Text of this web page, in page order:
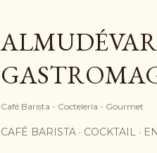
ALMUDÉVAR
Café Barista - Coctelería - Gourmet
CAFÉ BARISTA COCKTAIL